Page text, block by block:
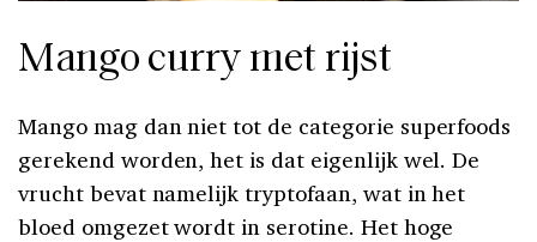
Mango curry met rijst
Mango mag dan niet tot de categorie superfoods
gerekend worden, het is dat eigenlijk wel. De
vrucht bevat namelijk tryptofaan, wat in het
bloed omgezet wordt in serotine. Het hoge